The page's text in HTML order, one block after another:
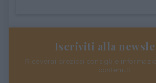
Iscriviti alla
Riceverai preziosi consigli e
contenuti